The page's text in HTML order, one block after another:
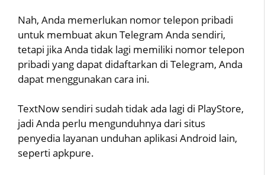
Nah, Anda memerlukan nomor telepon pribadi
untuk membuat akun Telegram Anda sendiri,
tetapi jika Anda tidak lagi memiliki nomor telepon
pribadi yang dapat didaftarkan di Telegram, Anda
dapat menggunakan cara ini.
TextNow sendiri sudah tidak ada lagi di PlayStore,
jadi Anda perlu mengunduhnya dari situs
penyedia layanan unduhan aplikasi Android lain,
seperti apkpure.